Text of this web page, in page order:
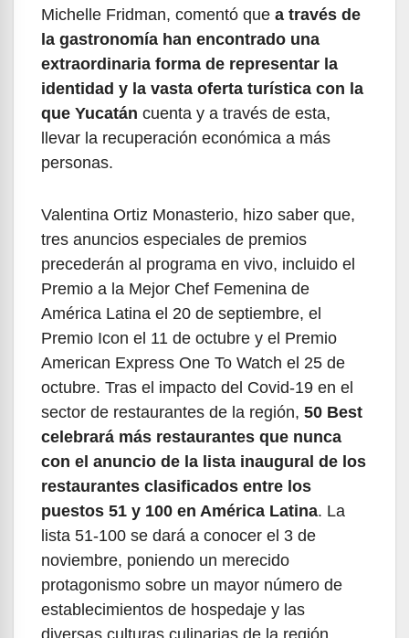
Michelle Fridman, comentó que a través de
la gastronomía han encontrado una
extraordinaria forma de representar la
identidad y la vasta oferta turística con la
que Yucatán cuenta y a través de esta,
llevar la recuperación económica a más
personas.
Valentina Ortiz Monasterio, hizo saber que,
tres anuncios especiales de premios
precederán al programa en vivo, incluido el
Premio a la Mejor Chef Femenina de
América Latina el 20 de septiembre, el
Premio Icon el 11 de octubre y el Premio
American Express One To Watch el 25 de
octubre. Tras el impacto del Covid-19 en el
sector de restaurantes de la región, 50 Best
celebrará más restaurantes que nunca
con el anuncio de la lista inaugural de los
restaurantes clasificados entre los
puestos 51 y 100 en América Latina. La
lista 51-100 se dará a conocer el 3 de
noviembre, poniendo un merecido
protagonismo sobre un mayor número de
establecimientos de hospedaje y las
diversas culturas culinarias de la región.